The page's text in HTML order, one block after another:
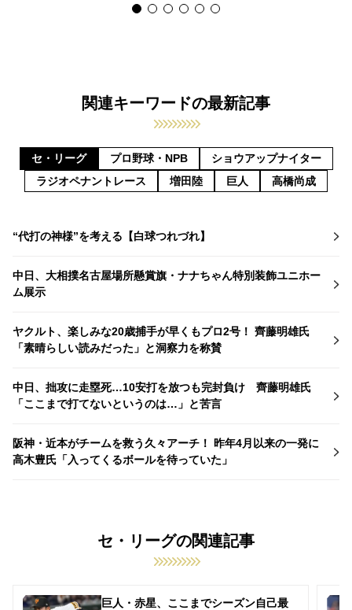
関連キーワードの最新記事
セ・リーグ プロ野球・NPB
ショウアップナイター
ラジオペナントレース
増田陸 巨人 高橋尚成
“代打の神様”を考える【白球つれづれ】
中日、大相撲名古屋場所懸賞旗・ナナちゃん特別装飾ユニホー
ム展示
ヤクルト、楽しみな20歳捕手が早くもプロ2号！ 齊藤明雄氏
「素晴らしい読みだった」と洞察力を称賛
中日、拙攻に走塁死…10安打を放つも完封負け 齊藤明雄氏
「ここまで打てないというのは…」と苦言
阪神・近本がチームを救う久々アーチ！ 昨年4月以来の一発に
高木豊氏「入ってくるボールを待っていた」
セ・リーグの関連記事
巨人・赤星、ここまでシーズン自己最